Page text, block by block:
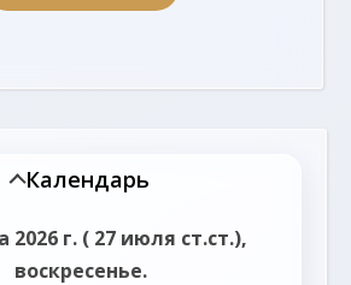
Календарь
2026 г. ( 27 июля ст.ст.),
воскресенье.